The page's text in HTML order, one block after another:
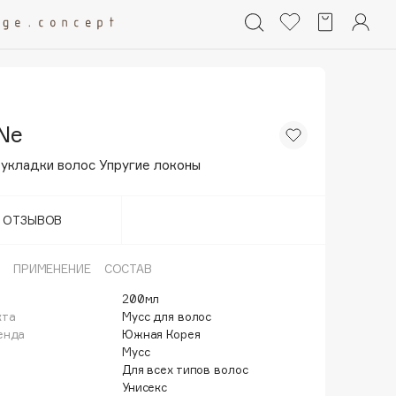
волос Упругие локоны
ОТЗЫВОВ
ПРИМЕНЕНИЕ СОСТАВ
200мл
Мусс для волос
Южная Корея
Мусс
Для всех типов волос
Унисекс